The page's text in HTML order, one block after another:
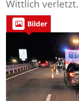
Wittlich verletzt.
Bilder